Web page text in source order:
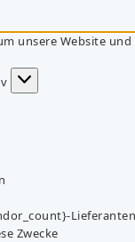
unsere Website und
Lieferanten
Zwecke